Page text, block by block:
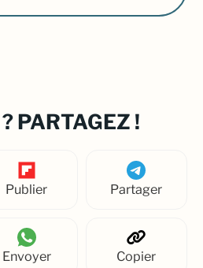
PARTAGEZ !
Publier Partager
Envoyer Copier